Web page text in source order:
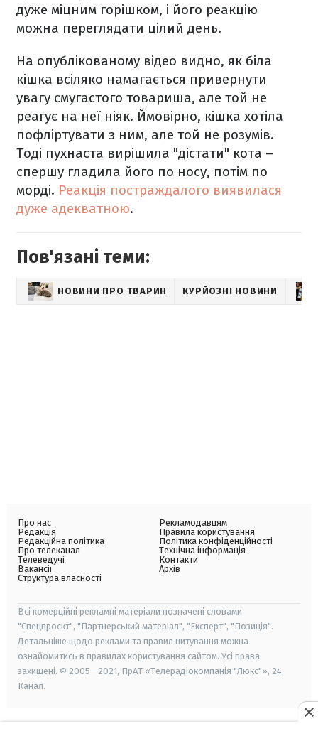
дуже міцним горішком, і його реакцію
можна переглядати цілий день.
На опублікованому відео видно, як біла
кішка всіляко намагається привернути
увагу смугастого товариша, але той не
реагує на неї ніяк. Ймовірно, кішка хотіла
пофліртувати з ним, але той не розумів.
Тоді пухнаста вирішила "дістати" кота –
спершу гладила його по носу, потім по
морді. Реакція постраждалого виявилася
дуже адекватною.
Пов'язані теми:
НОВИНИ ПРО ТВАРИН КУРЙОЗНІ НОВИНИ
Про нас
Редакція
Редакційна політика
Про телеканал
Телеведучі
Вакансії
Структура власності
Рекламодавцям
Правила користування
Політика конфіденційності
Технічна інформація
Контакти
Архів
Всі комерційні рекламні матеріали позначені словами
"Спецпроєкт", "Партнерський матеріал", "Експерт", "Позиція".
Детальніше щодо реклами та правил цитування можна
ознайомитись в правилах користування сайтом. Усі права
захищені. © 2005—2021, ПрАТ «Телерадіокомпанія "Люкс"», 24
Канал.